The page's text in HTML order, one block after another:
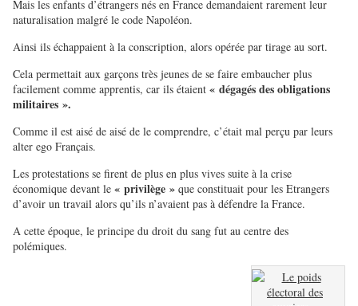
Mais les enfants d’étrangers nés en France demandaient rarement leur
naturalisation malgré le code Napoléon.
Ainsi ils échappaient à la conscription, alors opérée par tirage au sort.
Cela permettait aux garçons très jeunes de se faire embaucher plus
facilement comme apprentis, car ils étaient « dégagés des obligations
militaires ».
Comme il est aisé de aisé de le comprendre, c’était mal perçu par leurs
alter ego Français.
Les protestations se firent de plus en plus vives suite à la crise
économique devant le « privilège » que constituait pour les Etrangers
d’avoir un travail alors qu’ils n’avaient pas à défendre la France.
A cette époque, le principe du droit du sang fut au centre des
polémiques.